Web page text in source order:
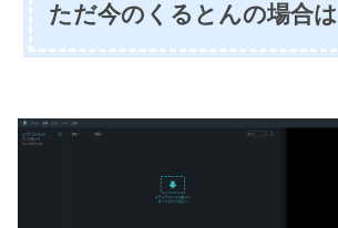
ただ今のくるとんの場合は